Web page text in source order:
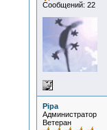
Сообщений: 22
Pipa
Администратор
Ветеран